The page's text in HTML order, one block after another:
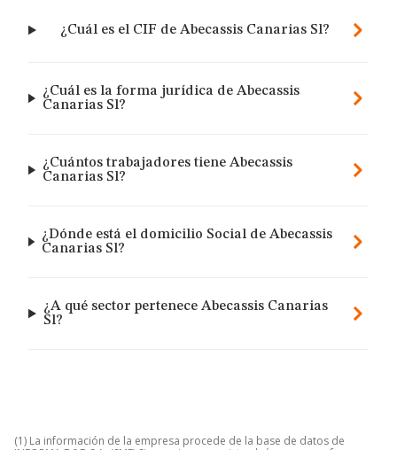
¿Cuál es el CIF de Abecassis Canarias Sl?
¿Cuál es la forma jurídica de Abecassis
Canarias Sl?
¿Cuántos trabajadores tiene Abecassis
Canarias Sl?
¿Dónde está el domicilio Social de Abecassis
Canarias Sl?
¿A qué sector pertenece Abecassis Canarias
Sl?
(1) La información de la empresa procede de la base de datos de